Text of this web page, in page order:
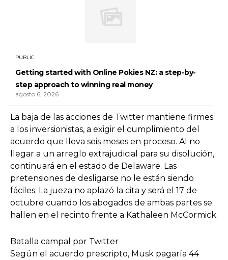
La baja de las acciones de Twitter mantiene firmes
a los inversionistas, a exigir el cumplimiento del
acuerdo que lleva seis meses en proceso. Al no
llegar a un arreglo extrajudicial para su disolución,
continuará en el estado de Delaware. Las
pretensiones de desligarse no le están siendo
fáciles. La jueza no aplazó la cita y será el 17 de
octubre cuando los abogados de ambas partes se
hallen en el recinto frente a Kathaleen McCormick.
Batalla campal por Twitter
Según el acuerdo prescripto, Musk pagaría 44
PUBLIC
Getting started with Online Pokies NZ: a step-by-
step approach to winning real money
agosto 6, 2026